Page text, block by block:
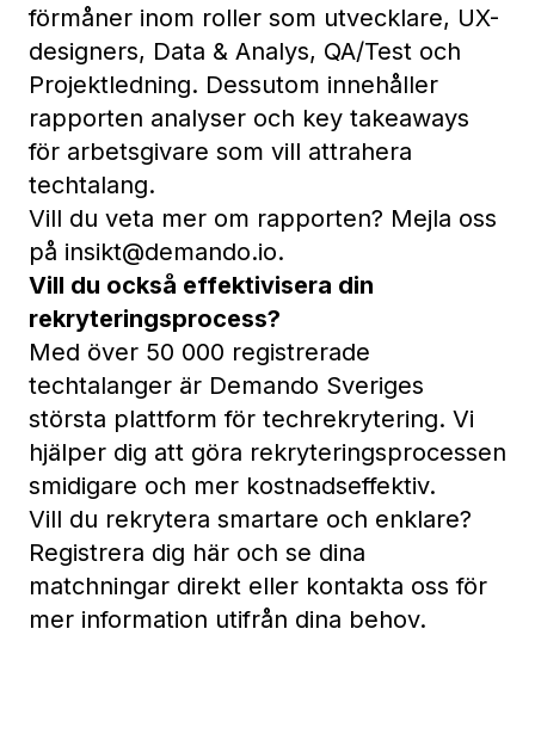
förmåner inom roller som utvecklare, UX-
designers, Data & Analys, QA/Test och
Projektledning. Dessutom innehåller
rapporten analyser och key takeaways
för arbetsgivare som vill attrahera
techtalang.
Vill du veta mer om rapporten? Mejla oss
på insikt@demando.io.
Vill du också effektivisera din
rekryteringsprocess?
Med över 50 000 registrerade
techtalanger är Demando Sveriges
största plattform för techrekrytering. Vi
hjälper dig att göra rekryteringsprocessen
smidigare och mer kostnadseffektiv.
Vill du rekrytera smartare och enklare?
Registrera dig här och se dina
matchningar direkt eller kontakta oss för
mer information utifrån dina behov.